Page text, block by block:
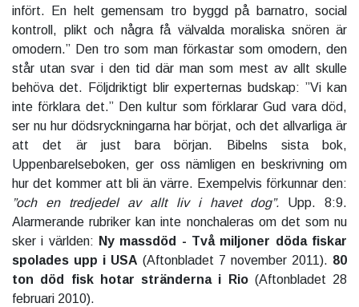
infört. En helt gemensam tro byggd på barnatro, social
kontroll, plikt och några få välvalda moraliska snören är
omodern.” Den tro som man förkastar som omodern, den
står utan svar i den tid där man som mest av allt skulle
behöva det. Följdriktigt blir experternas budskap: ”Vi kan
inte förklara det.” Den kultur som förklarar Gud vara död,
ser nu hur dödsryckningarna har börjat, och det allvarliga är
att det är just bara början. Bibelns sista bok,
Uppenbarelseboken, ger oss nämligen en beskrivning om
hur det kommer att bli än värre. Exempelvis förkunnar den:
”och en tredjedel av allt liv i havet dog”.Upp. 8:9.
Alarmerande rubriker kan inte nonchaleras om det som nu
sker i världen: Ny massdöd - Två miljoner döda fiskar
spolades upp i USA (Aftonbladet 7 november 2011). 80
ton död fisk hotar stränderna i Rio (Aftonbladet 28
februari 2010).